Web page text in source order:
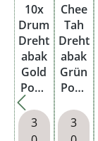
10x
Drum
Dreht
abak
Gold
Pouc
3
Chee
Tah
Dreht
abak
Grün
Pouc
3